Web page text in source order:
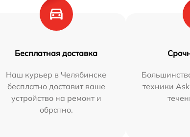
Бесплатная доставка
Наш курьер в Челябинске
бесплатно доставит ваше
устройство на ремонт и
обратно.
техники